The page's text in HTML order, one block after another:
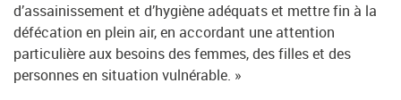
d’assainissement et d’hygiène adéquats et mettre fin à la
défécation en plein air, en accordant une attention
particulière aux besoins des femmes, des filles et des
personnes en situation vulnérable. »